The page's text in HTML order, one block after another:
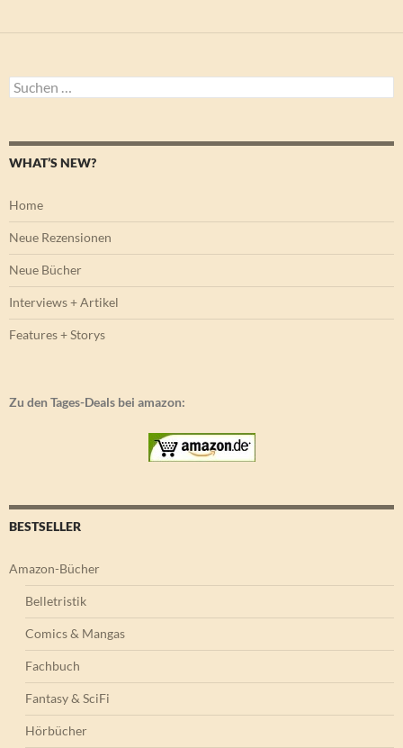
Suchen
nach:
WHAT’S NEW?
Home
Neue Rezensionen
Neue Bücher
Interviews + Artikel
Features + Storys
Zu den Tages-Deals bei amazon:
BESTSELLER
Amazon-Bücher
Belletristik
Comics & Mangas
Fachbuch
Fantasy & SciFi
Hörbücher